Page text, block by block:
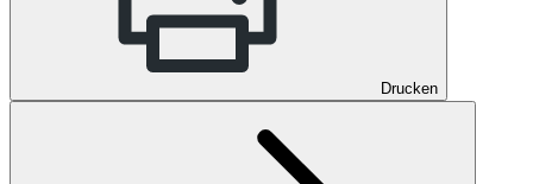
Drucken